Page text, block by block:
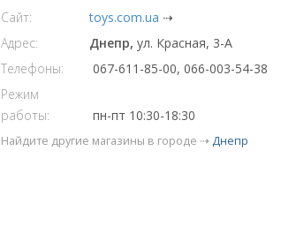
Сайт:
toys.com.ua ⇢
Адрес:
Днепр,ул. Красная, 3-А
Телефоны:
067-611-85-00, 066-003-54-38
Режим
работы:
пн-пт 10:30-18:30
Найдите другие магазины в городе ⇢Днепр